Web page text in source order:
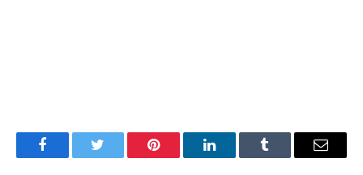
FacebookTwitter Pinterest LinkedInTumblr Имэйл